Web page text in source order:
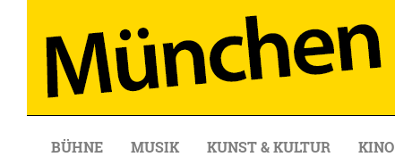
BÜHNE MUSIK KUNST & KULTUR KINO